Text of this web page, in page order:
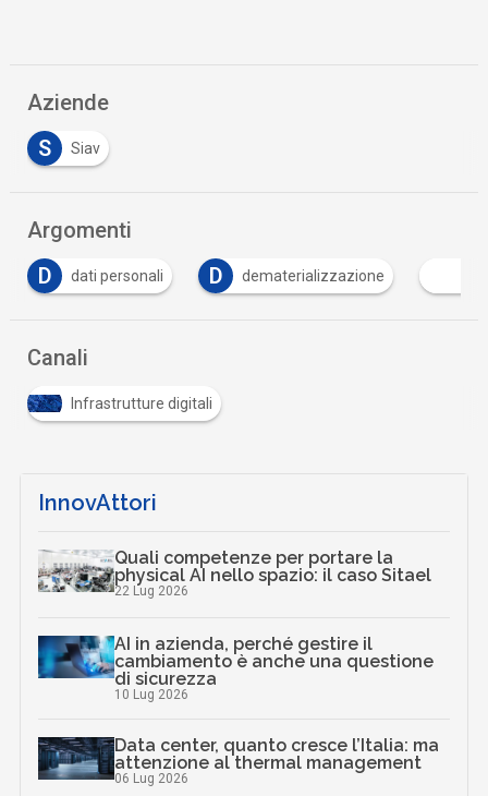
Aziende
S
Siav
Argomenti
D
dematerializzazione Intelligenza Artificiale
Canali
Infrastrutture digitali
InnovAttori
Quali competenze per portare la
physical AI nello spazio: il caso Sitael
22 Lug 2026
AI in azienda, perché gestire il
cambiamento è anche una questione
di sicurezza
10 Lug 2026
Data center, quanto cresce l’Italia: ma
attenzione al thermal management
06 Lug 2026